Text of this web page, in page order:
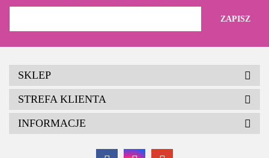
SKLEP
STREFA KLIENTA
INFORMACJE